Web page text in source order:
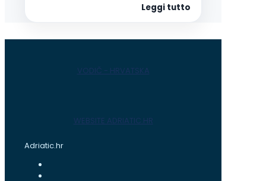
Leggi tutto
VODIČ - HRVATSKA
WEBSITE ADRIATIC.HR
Adriatic.hr